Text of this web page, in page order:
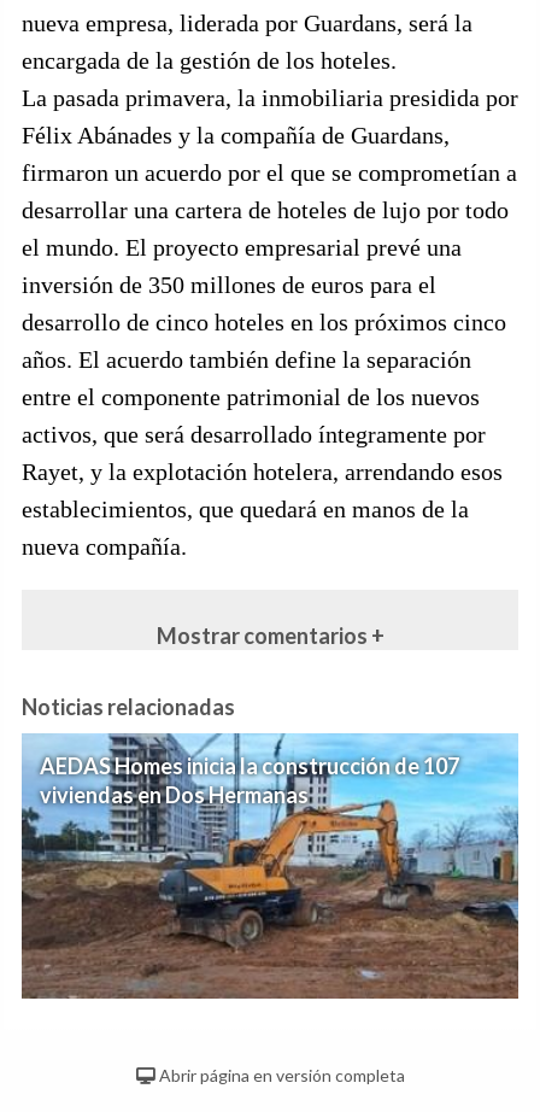
nueva empresa, liderada por Guardans, será la
encargada de la gestión de los hoteles.
La pasada primavera, la inmobiliaria presidida por
Félix Abánades y la compañía de Guardans,
firmaron un acuerdo por el que se comprometían a
desarrollar una cartera de hoteles de lujo por todo
el mundo. El proyecto empresarial prevé una
inversión de 350 millones de euros para el
desarrollo de cinco hoteles en los próximos cinco
años. El acuerdo también define la separación
entre el componente patrimonial de los nuevos
activos, que será desarrollado íntegramente por
Rayet, y la explotación hotelera, arrendando esos
establecimientos, que quedará en manos de la
nueva compañía.
Mostrar comentarios +
Noticias relacionadas
AEDAS Homes inicia la construcción de 107
viviendas en Dos Hermanas
Abrir página en versión completa